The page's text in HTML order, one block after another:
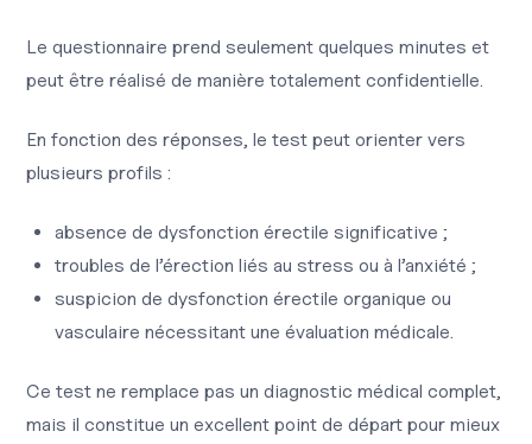
Le questionnaire prend seulement quelques minutes et
peut être réalisé de manière totalement confidentielle.
En fonction des réponses, le test peut orienter vers
plusieurs profils :
absence de dysfonction érectile significative ;
troubles de l’érection liés au stress ou à l’anxiété ;
suspicion de dysfonction érectile organique ou
vasculaire nécessitant une évaluation médicale.
Ce test ne remplace pas un diagnostic médical complet,
mais il constitue un excellent point de départ pour mieux